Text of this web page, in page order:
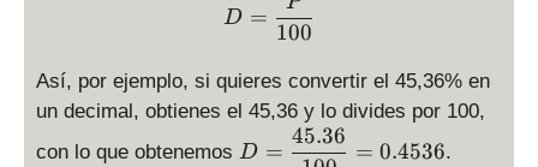
D =
100
Así, por ejemplo, si quieres convertir el 45,36% en
un decimal, obtienes el 45,36 y lo divides por 100,
con lo que obtenemos D
D =
45.36
= 0.4536.